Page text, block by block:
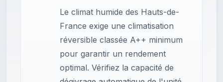
Le climat humide des Hauts-de-
France exige une climatisation
réversible classée A++ minimum
pour garantir un rendement
optimal. Vérifiez la capacité de